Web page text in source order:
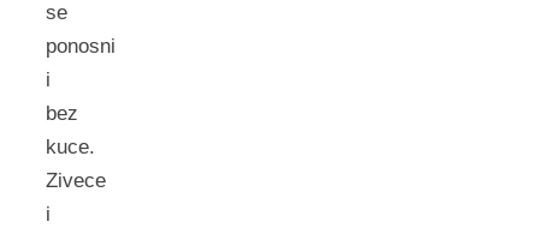
se
ponosni
i
bez
kuce.
Zivece
i